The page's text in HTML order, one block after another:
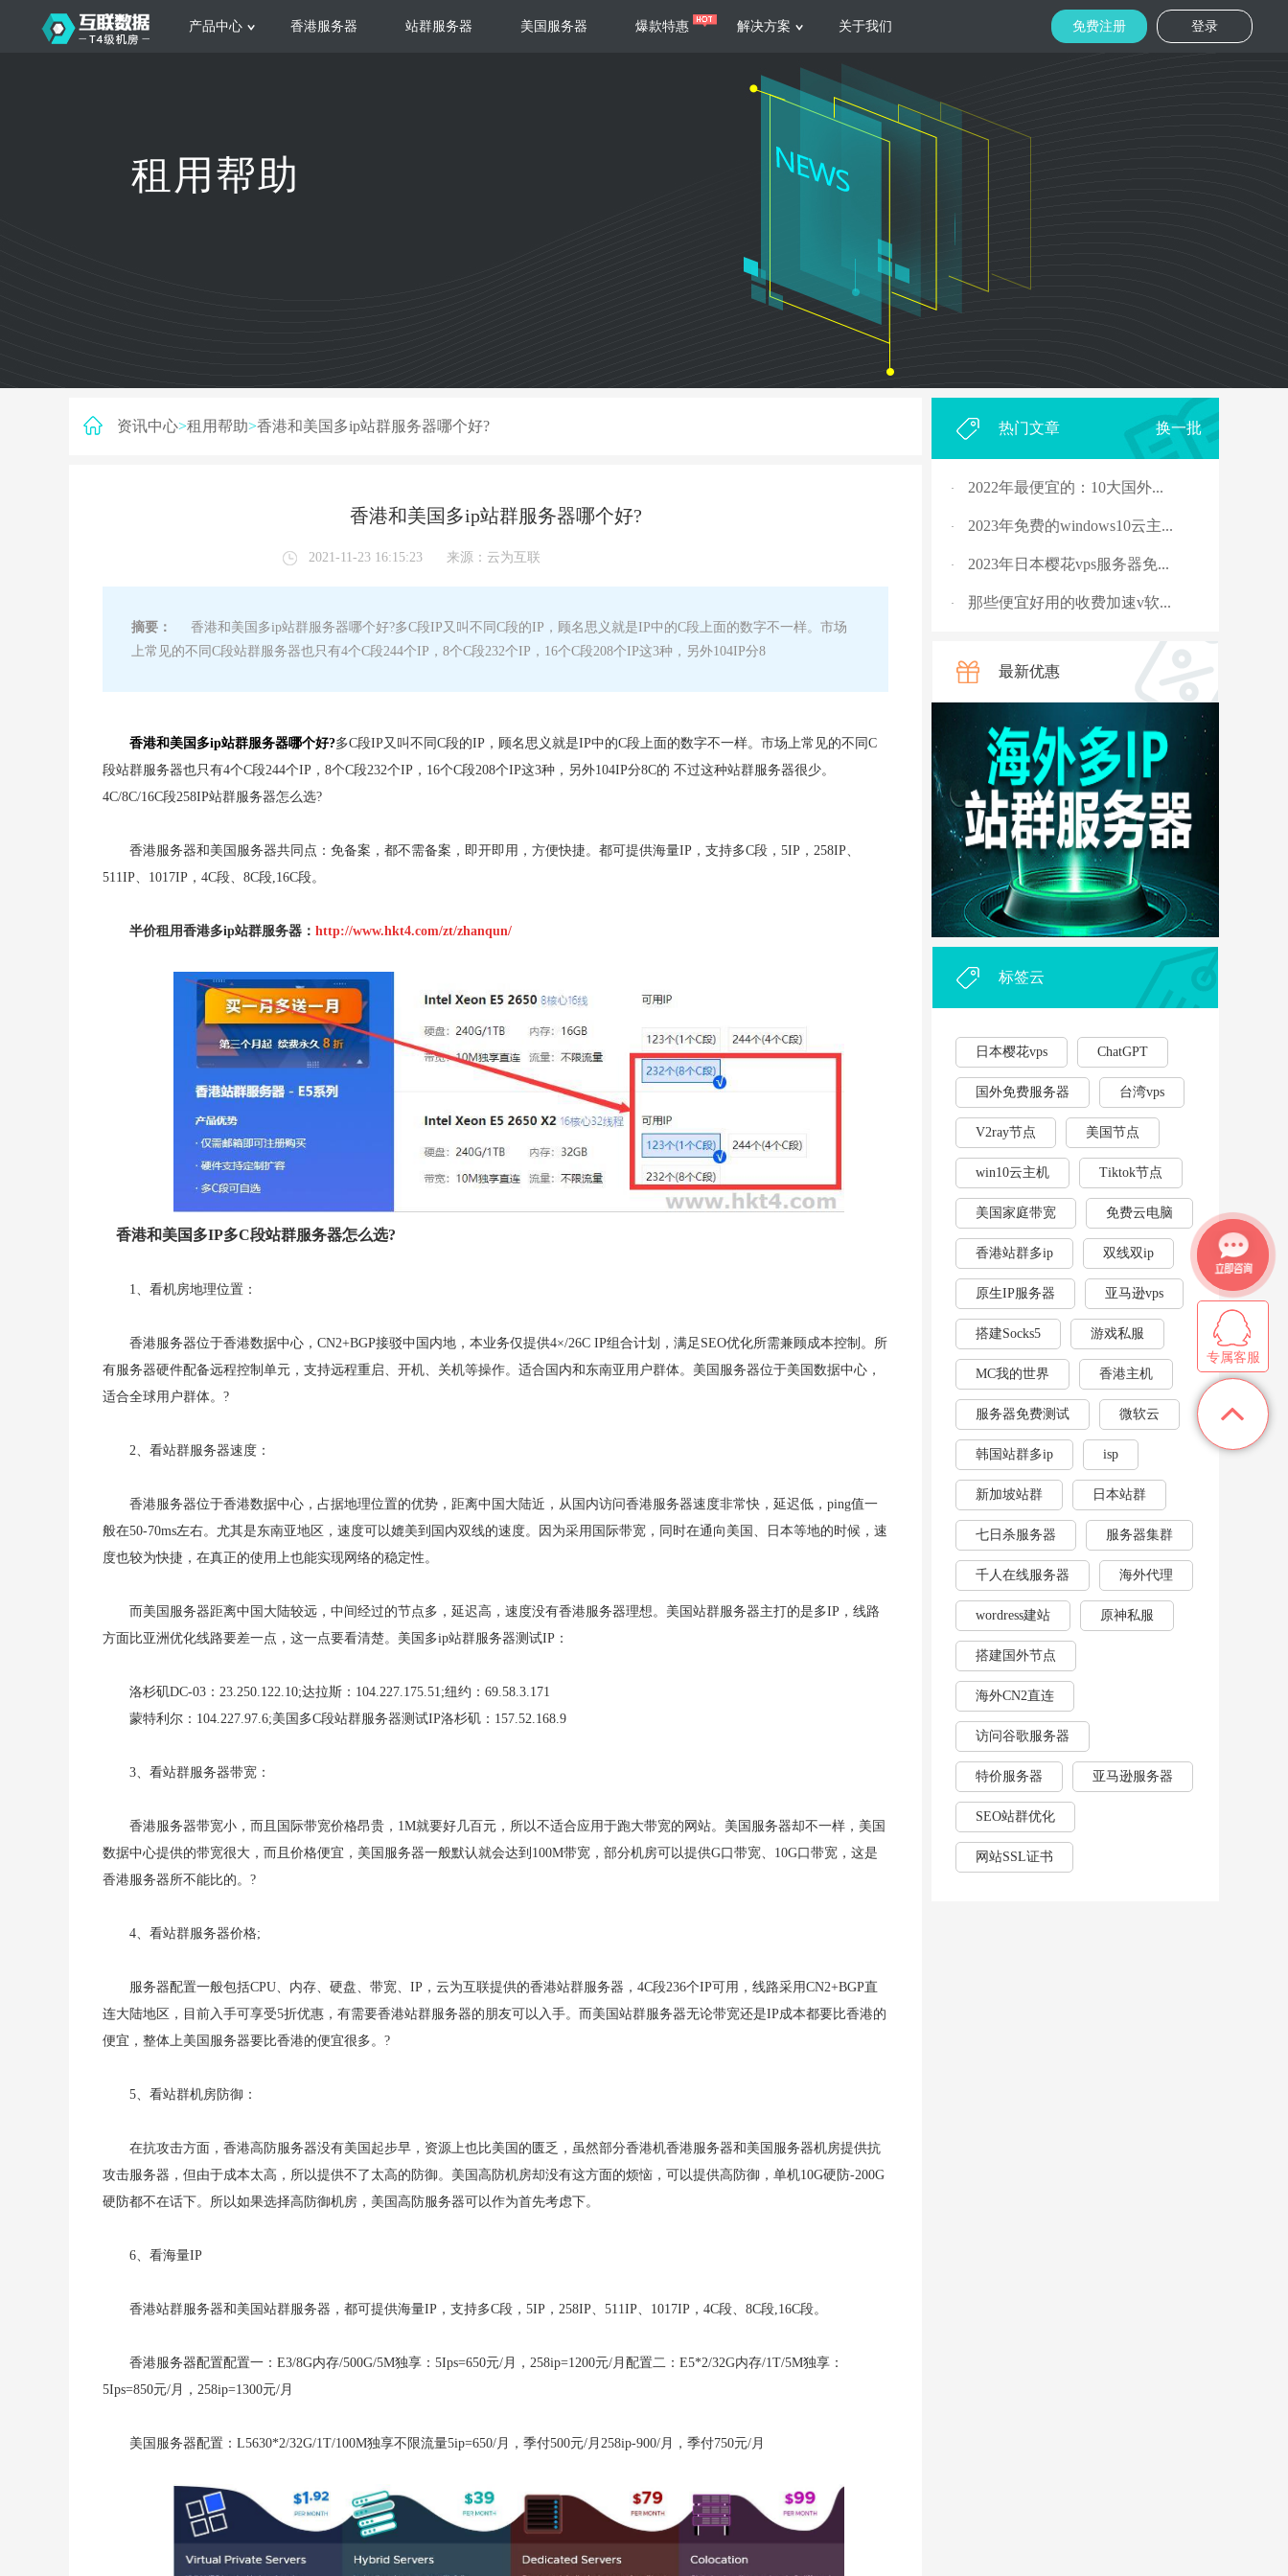
产品中心
新加坡服务器 台湾服务器
服务器托管
电信机柜租用 香港机柜租用
香港服务器 站群服务器 美国服务器 爆款特惠 解决方案
根据不同规模的网站提供可定制化的架
构和 一站式协助
集源视频存储、高效自动转码切片技术
以及 内容分发等功能，加速视频播放
大数据营销
低成本有效采集、分析、应用海量营销
数据，降 低20%的人工成本，做到精准
关于我们
服务支持
登录
免费注册
租用帮助
资讯中心>租用帮助>香港和美国多ip站群服务器哪个好?
香港和美国多ip站群服务器哪个好?
2021-11-23 16:15:23 来源： 云为互联
摘要：
香港和美国多ip站群服务器哪个好?多C段IP又叫不同C段的IP，顾名思义就是IP中的C段上面的数字不一样。市场
上常见的不同C段站群服务器也只有4个C段244个IP，8个C段232个IP，16个C段208个IP这3种，另外104IP分8
香港和美国多ip站群服务器哪个好?多C段IP又叫不同C段的IP，顾名思义就是IP中的C段上面的数字不一样。市场上常见的不同C
段站群服务器也只有4个C段244个IP，8个C段232个IP，16个C段208个IP这3种，另外104IP分8C的 不过这种站群服务器很少。
4C/8C/16C段258IP站群服务器怎么选?
香港服务器和美国服务器共同点：免备案，都不需备案，即开即用，方便快捷。都可提供海量IP，支持多C段，5IP，258IP、
511IP、1017IP，4C段、8C段,16C段。
半价租用香港多ip站群服务器： http://www.hkt4.com/zt/zhanqun/
香港和美国多IP多C段站群服务器怎么选?
1、看机房地理位置：
香港服务器位于香港数据中心，CN2+BGP接驳中国内地，本业务仅提供4×/26C IP组合计划，满足SEO优化所需兼顾成本控制。所
有服务器硬件配备远程控制单元，支持远程重启、开机、关机等操作。适合国内和东南亚用户群体。美国服务器位于美国数据中心，
适合全球用户群体。?
2、看站群服务器速度：
香港服务器位于香港数据中心，占据地理位置的优势，距离中国大陆近，从国内访问香港服务器速度非常快，延迟低，ping值一
般在50-70ms左右。尤其是东南亚地区，速度可以媲美到国内双线的速度。因为采用国际带宽，同时在通向美国、日本等地的时候，速
度也较为快捷，在真正的使用上也能实现网络的稳定性。
而美国服务器距离中国大陆较远，中间经过的节点多，延迟高，速度没有香港服务器理想。美国站群服务器主打的是多IP，线路
方面比亚洲优化线路要差一点，这一点要看清楚。美国多ip站群服务器测试IP：
洛杉矶DC-03：23.250.122.10;达拉斯：104.227.175.51;纽约：69.58.3.171
蒙特利尔：104.227.97.6;美国多C段站群服务器测试IP洛杉矶：157.52.168.9
3、看站群服务器带宽：
香港服务器带宽小，而且国际带宽价格昂贵，1M就要好几百元，所以不适合应用于跑大带宽的网站。美国服务器却不一样，美国
数据中心提供的带宽很大，而且价格便宜，美国服务器一般默认就会达到100M带宽，部分机房可以提供G口带宽、10G口带宽，这是
香港服务器所不能比的。?
4、看站群服务器价格;
服务器配置一般包括CPU、内存、硬盘、带宽、IP，云为互联提供的香港站群服务器，4C段236个IP可用，线路采用CN2+BGP直
连大陆地区，目前入手可享受5折优惠，有需要香港站群服务器的朋友可以入手。而美国站群服务器无论带宽还是IP成本都要比香港的
便宜，整体上美国服务器要比香港的便宜很多。?
5、看站群机房防御：
在抗攻击方面，香港高防服务器没有美国起步早，资源上也比美国的匮乏，虽然部分香港机香港服务器和美国服务器机房提供抗
攻击服务器，但由于成本太高，所以提供不了太高的防御。美国高防机房却没有这方面的烦恼，可以提供高防御，单机10G硬防-200G
硬防都不在话下。所以如果选择高防御机房，美国高防服务器可以作为首先考虑下。
6、看海量IP
香港站群服务器和美国站群服务器，都可提供海量IP，支持多C段，5IP，258IP、511IP、1017IP，4C段、8C段,16C段。
香港服务器配置配置一：E3/8G内存/500G/5M独享：5Ips=650元/月，258ip=1200元/月配置二：E5*2/32G内存/1T/5M独享：
5Ips=850元/月，258ip=1300元/月
美国服务器配置：L5630*2/32G/1T/100M独享不限流量5ip=650/月，季付500元/月258ip-900/月，季付750元/月
热门文章 换一批
· 2022年最便宜的：10大国外...
· 2023年免费的windows10云主...
· 2023年日本樱花vps服务器免...
· 那些便宜好用的收费加速v软...
2023年，国外十大免费服务...
rpc服务器不可用的4种解决...
国外vps 加速免费安装
· 骨灰玩家教你安全搭建“游...
· V2ray节点配置连接后无法科...
· 外贸企业和个人利用vps，能...
2023年云服务器用作游戏挂...
最新优惠
标签云
日本樱花vps ChatGPT
国外免费服务器 台湾vps
V2ray节点 美国节点
win10云主机 Tiktok节点
美国家庭带宽 免费云电脑
香港站群多ip 双线双ip
原生IP服务器 亚马逊vps
搭建Socks5 游戏私服
MC我的世界 香港主机
服务器免费测试 微软云
韩国站群多ip isp
新加坡站群 日本站群
七日杀服务器 服务器集群
千人在线服务器 海外代理
wordress建站 原神私服
搭建国外节点
海外CN2直连
访问谷歌服务器
特价服务器 亚马逊服务器
SEO站群优化
网站SSL证书
专属客服